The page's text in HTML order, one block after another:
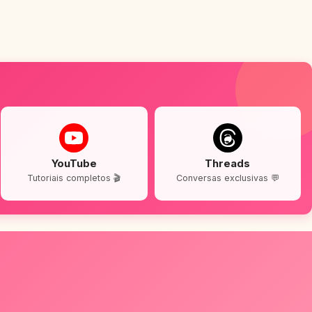
YouTube
Tutoriais completos 🎬
Threads
Conversas exclusivas 💬